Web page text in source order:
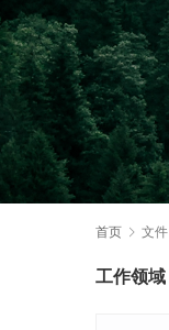
首页 文件
工作领域